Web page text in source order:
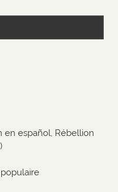
en español, Rébellion